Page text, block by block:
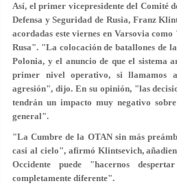
Así, el primer vicepresidente del Comité
Defensa y Seguridad de Rusia, Franz
acordadas este viernes en Varsovia
Rusa". "La colocación de batallones de
Polonia, y el anuncio de que el sistema
primer nivel operativo, si
agresión", dijo. En su opinión, "las
tendrán un impacto muy negativo
general".
"La Cumbre de la OTAN sin más
casi al cielo", afirmó Klintsevich,
Occidente puede "hacernos
completamente diferente".